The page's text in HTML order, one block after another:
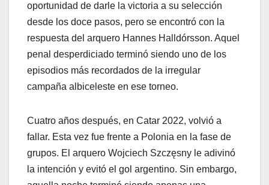
oportunidad de darle la victoria a su selección
desde los doce pasos, pero se encontró con la
respuesta del arquero Hannes Halldórsson. Aquel
penal desperdiciado terminó siendo uno de los
episodios más recordados de la irregular
campaña albiceleste en ese torneo.
Cuatro años después, en Catar 2022, volvió a
fallar. Esta vez fue frente a Polonia en la fase de
grupos. El arquero Wojciech Szczęsny le adivinó
la intención y evitó el gol argentino. Sin embargo,